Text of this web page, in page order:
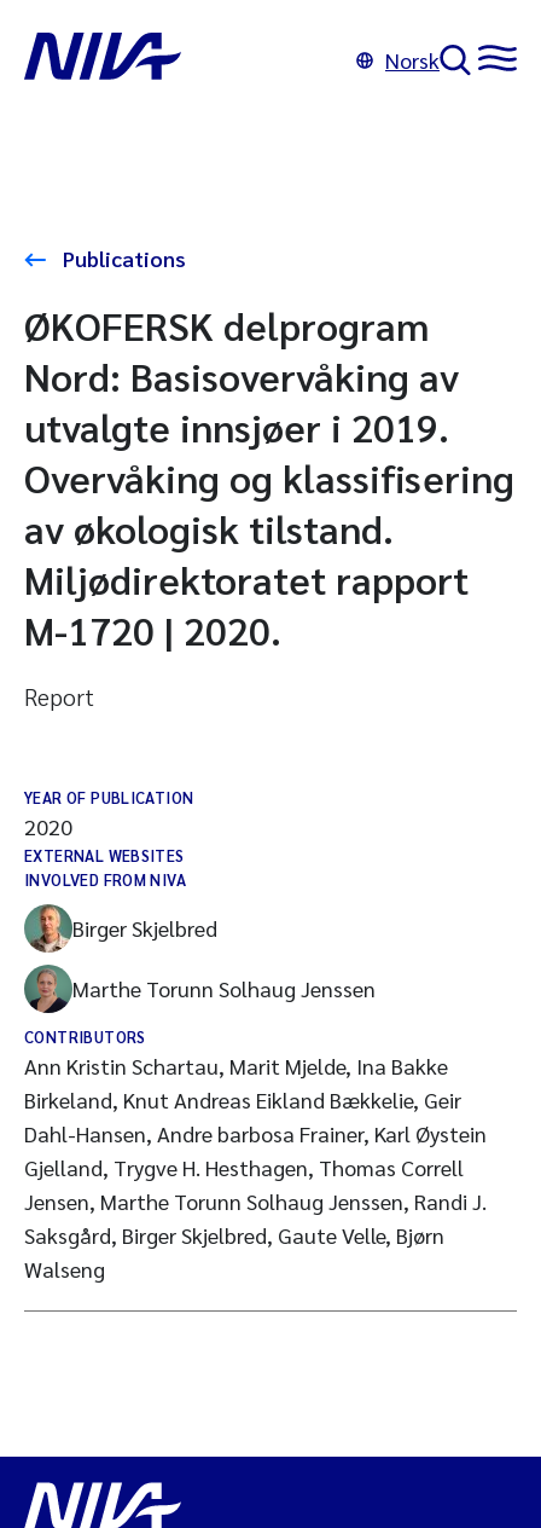
Norsk
Publications
ØKOFERSK delprogram
Nord: Basisovervåking av
utvalgte innsjøer i 2019.
Overvåking og klassifisering
av økologisk tilstand.
Miljødirektoratet rapport
M-1720 | 2020.
Report
YEAR OF PUBLICATION
2020
EXTERNAL WEBSITES
INVOLVED FROM NIVA
Birger Skjelbred
Marthe Torunn Solhaug Jenssen
CONTRIBUTORS
Ann Kristin Schartau, Marit Mjelde, Ina Bakke
Birkeland, Knut Andreas Eikland Bækkelie, Geir
Dahl-Hansen, Andre barbosa Frainer, Karl Øystein
Gjelland, Trygve H. Hesthagen, Thomas Correll
Jensen, Marthe Torunn Solhaug Jenssen, Randi J.
Saksgård, Birger Skjelbred, Gaute Velle, Bjørn
Walseng